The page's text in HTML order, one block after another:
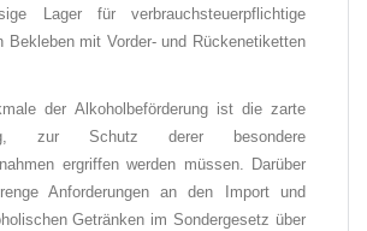
Lager für verbrauchsteuerpflichtige
Bekleben mit Vorder- und Rückenetiketten
der Alkoholbeförderung ist die zarte
zur Schutz derer besondere
ergriffen werden müssen. Darüber
Anforderungen an den Import und
Getränken im Sondergesetz über